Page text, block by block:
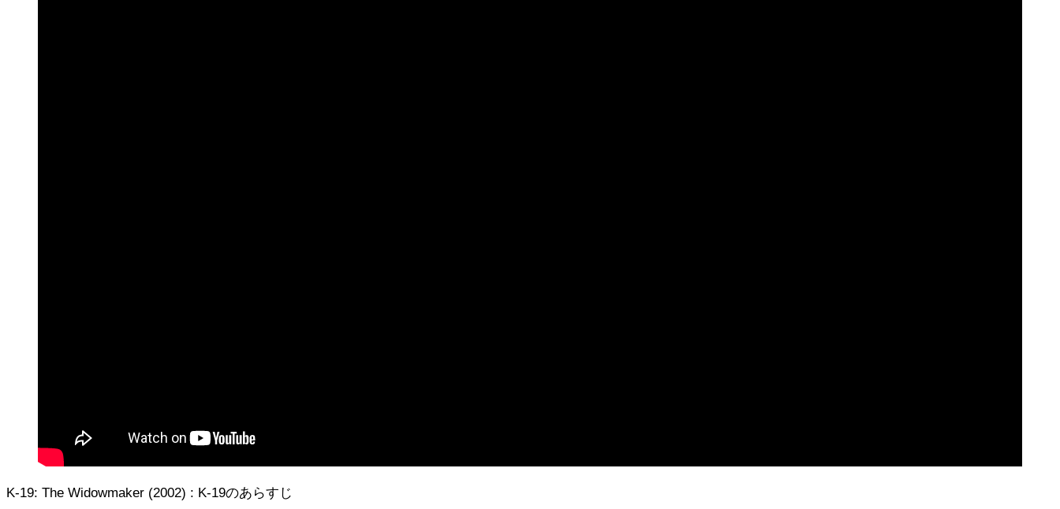
K-19: The Widowmaker (2002) : K-19のあらすじ